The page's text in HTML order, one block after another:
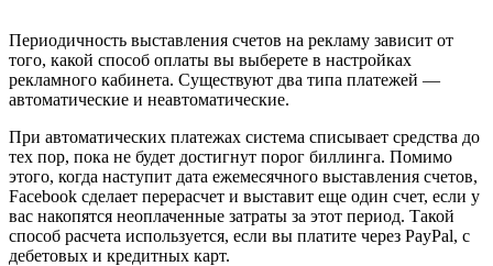
Периодичность выставления счетов на рекламу зависит от
того, какой способ оплаты вы выберете в настройках
рекламного кабинета. Существуют два типа платежей —
автоматические и неавтоматические.
При автоматических платежах система списывает средства до
тех пор, пока не будет достигнут порог биллинга. Помимо
этого, когда наступит дата ежемесячного выставления счетов,
Facebook сделает перерасчет и выставит еще один счет, если у
вас накопятся неоплаченные затраты за этот период. Такой
способ расчета используется, если вы платите через PayPal, с
дебетовых и кредитных карт.